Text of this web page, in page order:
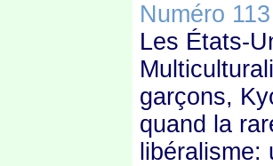
Numéro 113
Les États-
garçons,
quand la